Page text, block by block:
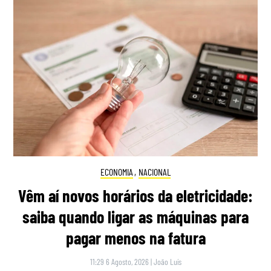
ECONOMIA , NACIONAL
Vêm aí novos horários da eletricidade:
saiba quando ligar as máquinas para
pagar menos na fatura
11:29 6 Agosto, 2026 |João Luís